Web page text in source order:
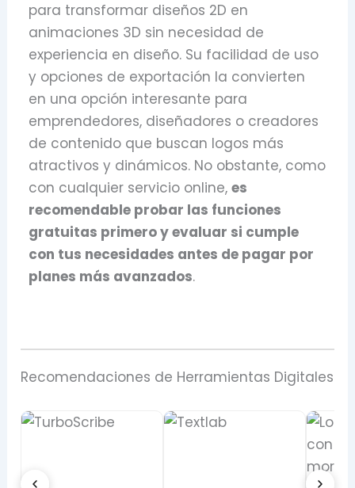
para transformar diseños 2D en
animaciones 3D sin necesidad de
experiencia en diseño. Su facilidad de uso
y opciones de exportación la convierten
en una opción interesante para
emprendedores, diseñadores o creadores
de contenido que buscan logos más
atractivos y dinámicos. No obstante, como
con cualquier servicio online,es
recomendable probar las funciones
gratuitas primero y evaluar si cumple
con tus necesidades antes de pagar por
planes más avanzados.
Recomendaciones de Herramientas Digitales